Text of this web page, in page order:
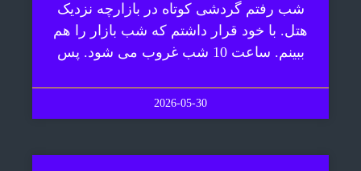
شب رفتم گردشی کوتاه در بازارچه نزدیک
هتل. با خود قرار داشتم که شب بازار را هم
ببینم. ساعت 10 شب غروب می شود. پس
2026-05-30